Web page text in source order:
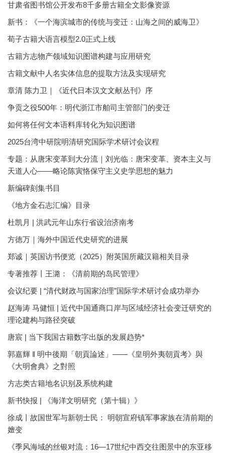
甘肃省图书馆公开发布8千多册古籍全文影像资源
新书：《一个海滨城市的传统与变迁：山海之间的威海卫》
荀子古籍大语言模型2.0正式上线
古籍方志物产领域知识图谱构建与应用研究
古籍文献中人名实体信息的提取方法及实现研究
章清 陈力卫｜《近代日本汉文文献丛刊》序
争贡之役500年：明代浙江市舶司主管部门的变迁
如何将任何文本语料库转化为知识图谱
2025台湾中研院明清研究国际学术研讨会议程
专题：从唐宋变革到大分流｜刘光临：唐宋变革、资本主义与
天道人心——略论陈寅恪保守主义史学思想的魅力
新编碑刻集书目
《地方金石志汇编》目录
杜凯月 | 洪武元年山东行省设治济南考
方徳万｜海外中国近代史研究的进展
郑诚｜英国访书便览（2025）附英国所藏汉籍相关目录
专著推荐丨王潞：《清前期的岛民管理》
会议纪要 | “清代财政与国家治理”国际学术研讨会成功举办
赵海涛 马健恒 | 近代中国通商口岸与区域经济社会变迁研究的
理论建构与路径突破
唐宸 | 当下我国古籍数字出版的发展趋势*
郭嘉輝 ‖ 明中後期「朝貢論述」——《皇明外夷朝貢考》與
《大明會典》之對照
方志类古籍地名识别及系统构建
新书快报 | 《海洋文明研究（第十辑）》
徐成丨故国世军与新朝士民： 明朝宣府镇军事家族在清前期的
嬗变
《季风海域的丝银对流：16—17世纪中西交往图景中的东亚移